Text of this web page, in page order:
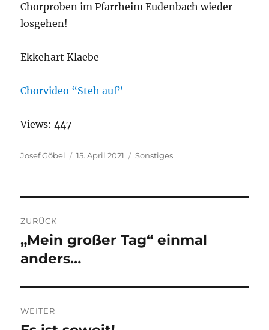
Chorproben im Pfarrheim Eudenbach wieder
losgehen!
Ekkehart Klaebe
Chorvideo “Steh auf”
Views: 447
Autor
Josef Göbel
Veröffentlicht
15. April 2021 Kategorien
Sonstiges
ZURÜCK
Vorheriger
Beitrag:
„Mein großer Tag“ einmal
anders…
WEITER